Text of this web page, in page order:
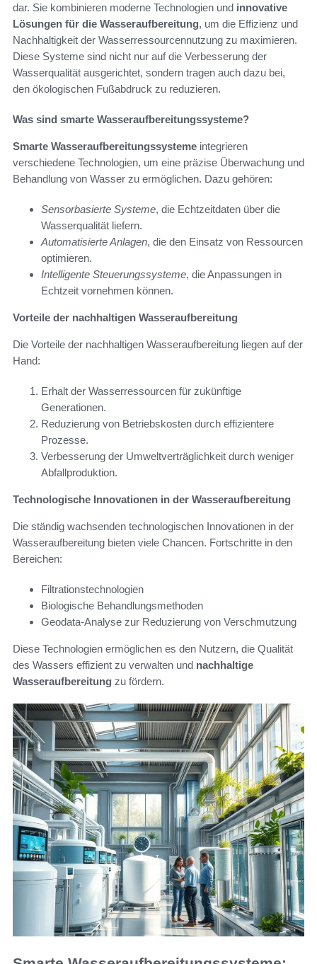
dar. Sie kombinieren moderne Technologien und innovative
Lösungen für die Wasseraufbereitung, um die Effizienz und
Nachhaltigkeit der Wasserressourcennutzung zu maximieren.
Diese Systeme sind nicht nur auf die Verbesserung der
Wasserqualität ausgerichtet, sondern tragen auch dazu bei,
den ökologischen Fußabdruck zu reduzieren.
Was sind smarte Wasseraufbereitungssysteme?
Smarte Wasseraufbereitungssysteme integrieren
verschiedene Technologien, um eine präzise Überwachung und
Behandlung von Wasser zu ermöglichen. Dazu gehören:
Sensorbasierte Systeme, die Echtzeitdaten über die
Wasserqualität liefern.
Automatisierte Anlagen, die den Einsatz von Ressourcen
optimieren.
Intelligente Steuerungssysteme, die Anpassungen in
Echtzeit vornehmen können.
Vorteile der nachhaltigen Wasseraufbereitung
Die Vorteile der nachhaltigen Wasseraufbereitung liegen auf der
Hand:
Erhalt der Wasserressourcen für zukünftige
Generationen.
Reduzierung von Betriebskosten durch effizientere
Prozesse.
Verbesserung der Umweltverträglichkeit durch weniger
Abfallproduktion.
Technologische Innovationen in der Wasseraufbereitung
Die ständig wachsenden technologischen Innovationen in der
Wasseraufbereitung bieten viele Chancen. Fortschritte in den
Bereichen:
Filtrationstechnologien
Biologische Behandlungsmethoden
Geodata-Analyse zur Reduzierung von Verschmutzung
Diese Technologien ermöglichen es den Nutzern, die Qualität
des Wassers effizient zu verwalten und nachhaltige
Wasseraufbereitung zu fördern.